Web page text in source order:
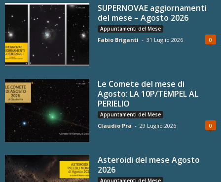
SUPERNOVAE aggiornamenti
del mese – Agosto 2026
Appuntamenti del Mese
Fabio Briganti - 31 Luglio 2026 0
Le Comete del mese di
Agosto: LA 10P/TEMPEL AL
PERIELIO
Appuntamenti del Mese
Claudio Pra - 29 Luglio 2026 0
Asteroidi del mese Agosto
2026
Appuntamenti del Mese